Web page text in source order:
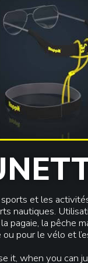
et les
nautiques.
pagaie, la pêche
ou pour le vélo et
it, when you can